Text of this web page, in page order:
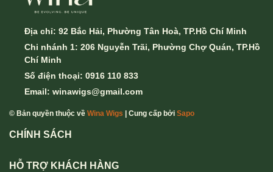
Địa chỉ: 92 Bắc Hải, Phường Tân Hoà, TP.Hồ Chí Minh
Chi nhánh 1: 206 Nguyễn Trãi, Phường Chợ Quán, TP.Hồ
Chí Minh
Số điện thoại: 0916 110 833
Email: winawigs@gmail.com
© Bản quyền thuộc về Wina Wigs | Cung cấp bởi Sapo
CHÍNH SÁCH
HỖ TRỢ KHÁCH HÀNG